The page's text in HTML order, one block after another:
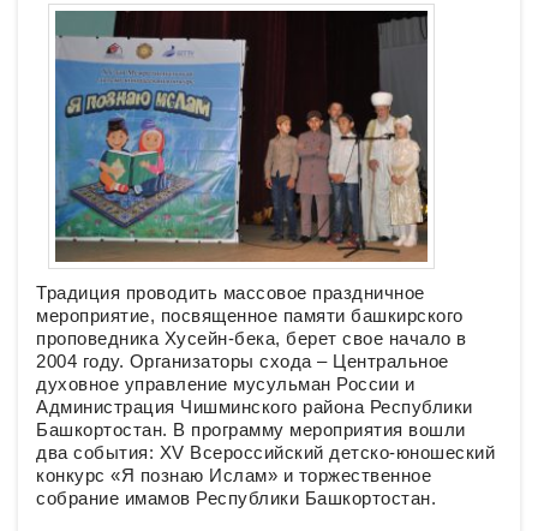
Традиция проводить массовое праздничное
мероприятие, посвященное памяти башкирского
проповедника Хусейн-бека, берет свое начало в
2004 году. Организаторы схода – Центральное
духовное управление мусульман России и
Администрация Чишминского района Республики
Башкортостан. В программу мероприятия вошли
два события: XV Всероссийский детско-юношеский
конкурс «Я познаю Ислам» и торжественное
собрание имамов Республики Башкортостан.